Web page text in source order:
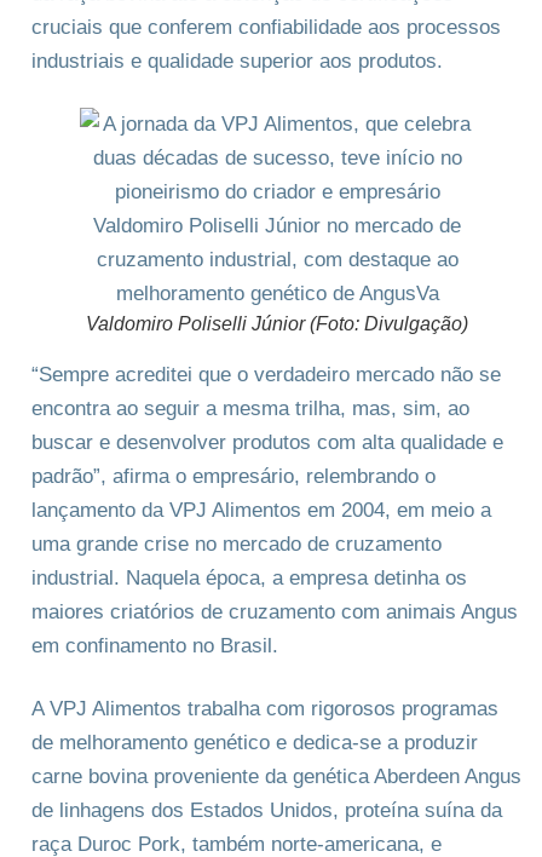
cruciais que conferem confiabilidade aos processos
industriais e qualidade superior aos produtos.
Valdomiro Poliselli Júnior (Foto: Divulgação)
“Sempre acreditei que o verdadeiro mercado não se
encontra ao seguir a mesma trilha, mas, sim, ao
buscar e desenvolver produtos com alta qualidade e
padrão”, afirma o empresário, relembrando o
lançamento da VPJ Alimentos em 2004, em meio a
uma grande crise no mercado de cruzamento
industrial. Naquela época, a empresa detinha os
maiores criatórios de cruzamento com animais Angus
em confinamento no Brasil.
A VPJ Alimentos trabalha com rigorosos programas
de melhoramento genético e dedica-se a produzir
carne bovina proveniente da genética Aberdeen Angus
de linhagens dos Estados Unidos, proteína suína da
raça Duroc Pork, também norte-americana, e